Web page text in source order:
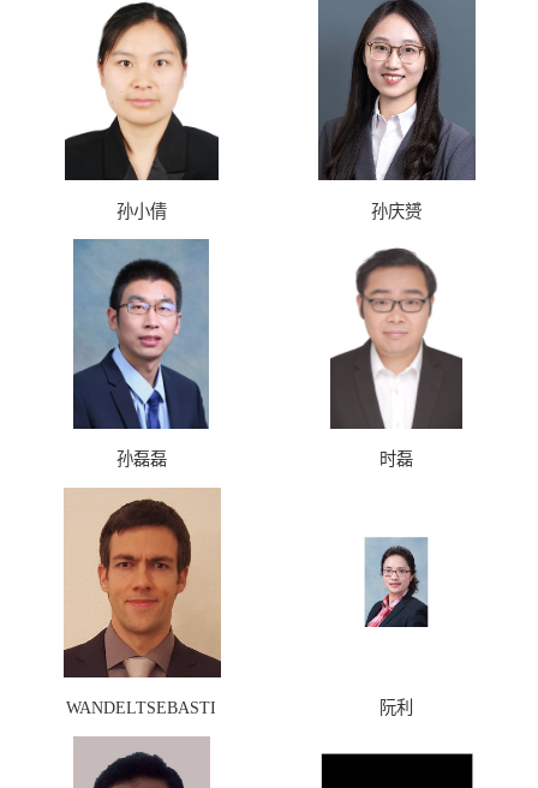
孙小倩 孙庆赟
孙磊磊 时磊
WANDELTSEBASTI 阮利